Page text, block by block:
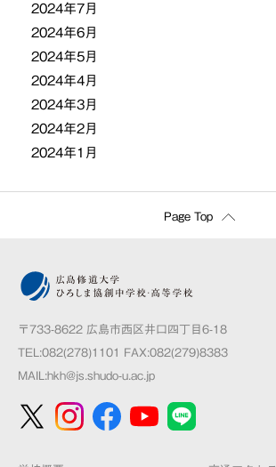
2024年7月
2024年6月
2024年5月
2024年4月
2024年3月
2024年2月
2024年1月
Page Top
〒733-8622 広島市西区井口四丁目6-18
TEL:082(278)1101 FAX:082(279)8383
MAIL:hkh@js.shudo-u.ac.jp